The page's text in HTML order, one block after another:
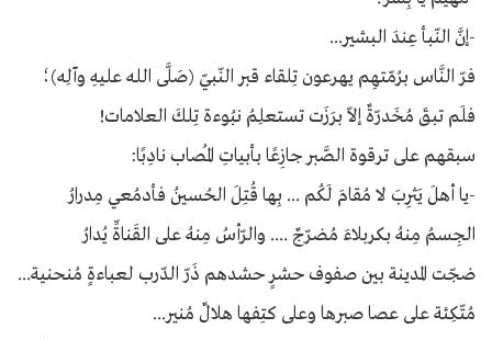
-إنَّ النّبأ عِندَ البشير...
فرّ النَّاس برُمّتهِم يهرعون تِلقاء قبر النّبيّ (صَلَّى الله عليهِ وآلِه)؛
فلَم تبقَ مُخَدرّةٌ إلاّ برَزَت تستعلِمُ نبُوءة تِلكَ العلامات!
سبقهم على ترقوة الصَّبر جازِعًا بأبياتِ المُصاب نادِبًا:
-يا أهلَ يَثرِبَ لا مُقامَ لَكُم ... بِها قُتِلَ الحُسينُ فأدمُعي مِدرارُ
الجِسمُ مِنهُ بكربلاءَ مُضرّجٌ .... والرّأسُ مِنهُ على القَناةِّ يُدارُ
ضجّت المدينة بين صفوف حشرٍ حشدهم ذَرّ الدّرب لعباءةٍ مُنحنية...
مُتّكِئة على عصا صبرها وعلى كتِفها هلالٌ مُنير...